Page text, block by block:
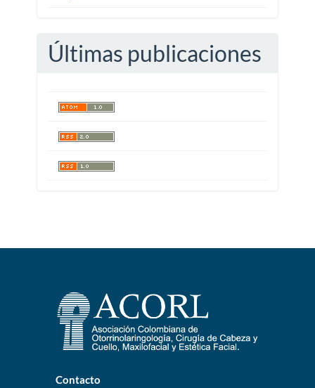
Últimas publicaciones
Contacto